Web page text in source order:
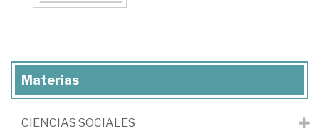
Materias
CIENCIAS SOCIALES